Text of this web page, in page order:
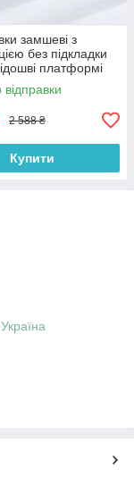
замшеві з
без підкладки
платформі
взуття великих
41 42 43 44
2 588 ₴
Купити